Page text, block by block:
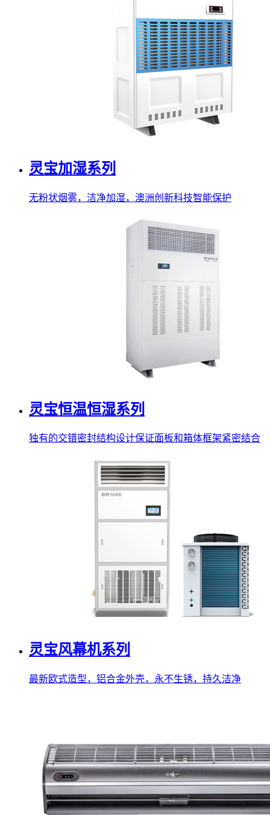
灵宝加湿系列
无粉状烟雾，洁净加湿，澳洲创新科技智能保护
灵宝恒温恒湿系列
独有的交错密封结构设计保证面板和箱体框架紧密结合
灵宝风幕机系列
最新欧式造型，铝合金外壳，永不生锈，持久洁净